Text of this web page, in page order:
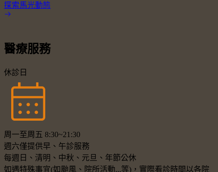
探索馬光動態
醫療服務
休診日
周一至周五 8:30~21:30
週六僅提供早、午診服務
每週日、清明、中秋、元旦、年節公休
如遇特殊事宜(如颱風、院所活動...等)，實際看診時間以各院